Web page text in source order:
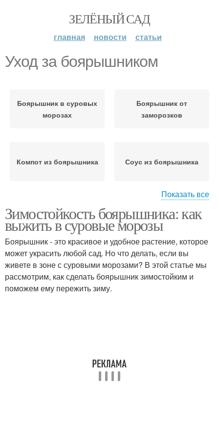
ЗЕЛЁНЫЙ САД
главная новости статьи
Уход за боярышником
Боярышник в суровых
морозах
Боярышник от
заморозков
Компот из боярышника Соус из боярышника
Пирог из боярышника
Показать все
Зимостойкость боярышника: как
выжить в суровые морозы
Боярышник - это красивое и удобное растение, которое
может украсить любой сад. Но что делать, если вы
живете в зоне с суровыми морозами? В этой статье мы
рассмотрим, как сделать боярышник зимостойким и
поможем ему пережить зиму.